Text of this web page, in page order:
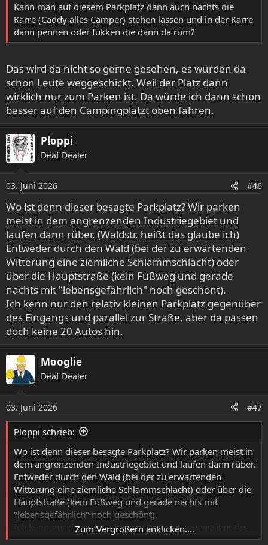
Kann man auf diesem Parkplatz dann auch nachts die
Karre (Caddy alles Camper) stehen lassen und in der Karre
dann pennen oder fukken die dann da rum?
Das wird da nicht so gerne gesehen, es wurden da
schon Leute weggeschickt. Weil der Platz dann
wirklich nur zum Parken ist. Da würde ich dann schon
besser auf den Campingplatzt oben fahren.
Ploppi
Deaf Dealer
03. Juni 2026 #46
Wo ist denn dieser besagte Parkplatz? Wir parken
meist in dem angrenzenden Industriegebiet und
laufen dann rüber. (Waldstr. heißt das glaube ich)
Entweder durch den Wald (bei der zu erwartenden
Witterung eine ziemliche Schlammschlacht) oder
über die Hauptstraße (kein Fußweg und gerade
nachts mit "lebensgefährlich" noch geschönt).
Ich kenn nur den relativ kleinen Parkplatz gegenüber
des Eingangs und parallel zur Straße, aber da passen
doch keine 20 Autos hin.
Mooglie
Deaf Dealer
03. Juni 2026 #47
Ploppi schrieb:
Wo ist denn dieser besagte Parkplatz? Wir parken meist in
dem angrenzenden Industriegebiet und laufen dann rüber.
Entweder durch den Wald (bei der zu erwartenden
Witterung eine ziemliche Schlammschlacht) oder über die
Hauptstraße (kein Fußweg und gerade nachts mit
"lebensgefährlich" noch geschönt).
Ich kenn nur den relativ kleinen Parkplatz gegenüber des
Eingangs und parallel zur Straße, aber da passen doch
Zum Vergrößern anklicken....